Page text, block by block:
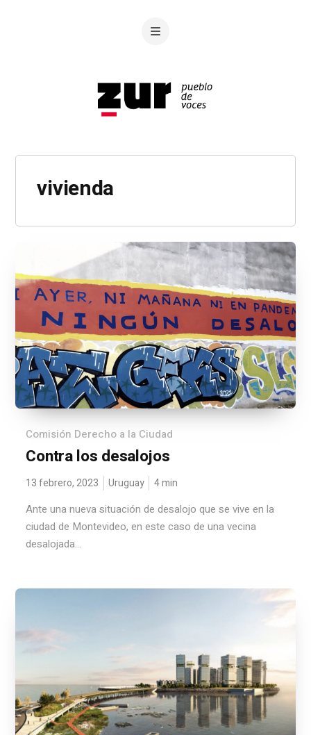
vivienda
Comisión Derecho a la Ciudad
Contra los desalojos
13 febrero, 2023 Uruguay 4min
Ante una nueva situación de desalojo que se vive en la
ciudad de Montevideo, en este caso de una vecina
desalojada...